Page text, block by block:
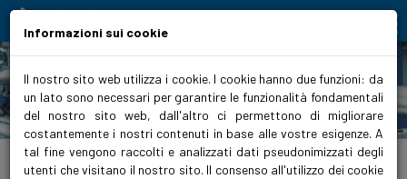
Prodotti
biralitalia.it > Prodotti > Condizionamento > Circolatori > Premium ad alta
ModulA GREEN T2 con raccordo flangia
Informazioni sui cookie
Il nostro sito web utilizza i cookie. I cookie hanno due funzioni: da
un lato sono necessari per garantire le funzionalità fondamentali
del nostro sito web, dall'altro ci permettono di migliorare
costantemente i nostri contenuti in base alle vostre esigenze. A
tal fine vengono raccolti e analizzati dati pseudonimizzati degli
utenti che visitano il nostro sito. Il consenso all'utilizzo dei cookie